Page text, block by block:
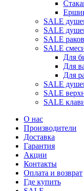
SALE
SALE
SALE
SALE
Для
Для
Для
SALE
SALE
SALE
О нас
Производители
Доставка
Гарантия
Акции
Контакты
Оплата и возврат
Где купить